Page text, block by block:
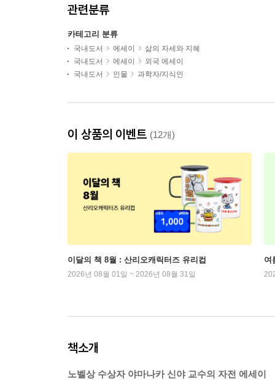
관련분류
카테고리 분류
국내도서 에세이
삶의 자세와 지혜
국내도서
에세이
외국 에세이
국내도서
인물 과학자/지식인
이 상품의 이벤트 (12개)
이달의 책 8월 : 산리오캐릭터즈 유리컵
2026년 08월 01일 ~ 2026년 08월 31일
여
책소개
노벨상 수상자 야마나카 신야 교수의 자전 에세이